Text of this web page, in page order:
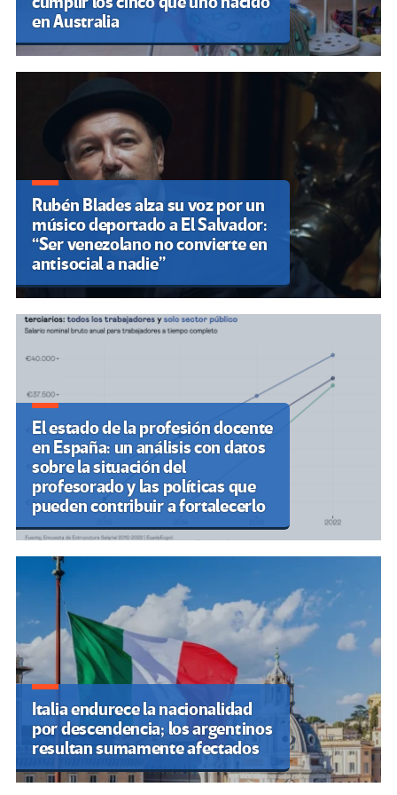
en Australia
Rubén Blades alza su voz por un
músico deportado a El Salvador:
“Ser venezolano no convierte en
antisocial a nadie”
El estado de la profesión docente
en España: un análisis con datos
sobre la situación del
profesorado y las políticas que
pueden contribuir a fortalecerlo
Italia endurece la nacionalidad
por descendencia; los argentinos
resultan sumamente afectados